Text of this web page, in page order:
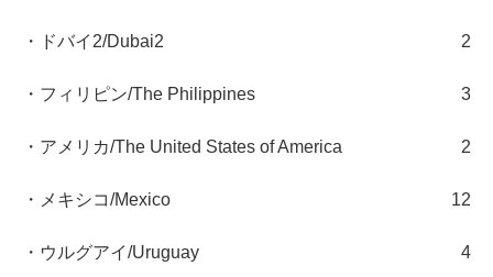
・ドバイ2/Dubai2 2
・フィリピン/The Philippines 3
・アメリカ/The United States of America 2
・メキシコ/Mexico 12
・ウルグアイ/Uruguay 4